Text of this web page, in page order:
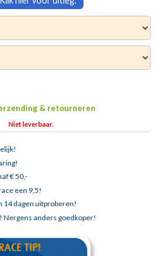
& retourneren
Niet leverbaar.
€ 50,-
een 9,5!
dagen uitproberen!
Nergens anders goedkoper!
TIP!